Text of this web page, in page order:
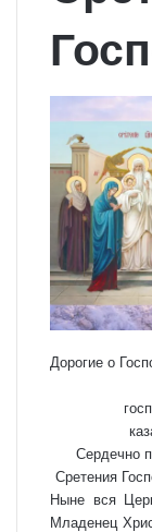
Дорогие о
Сердечно
Сретения
Ныне вся
Младенец